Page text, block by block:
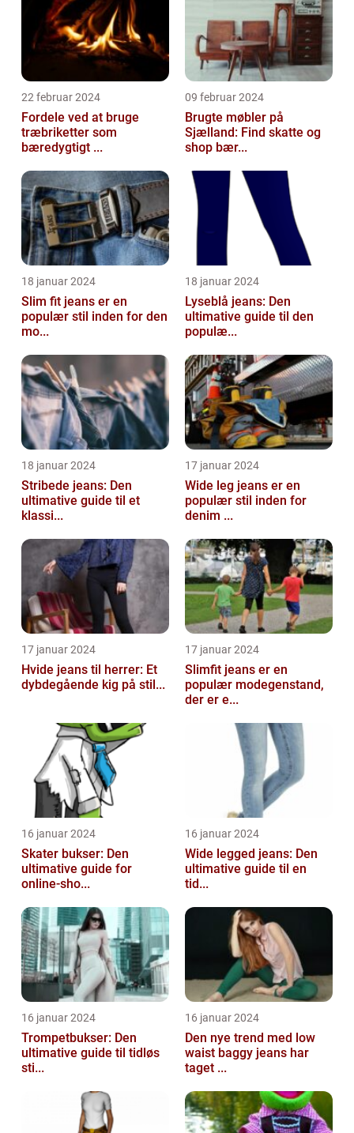
22 februar 2024
Fordele ved at bruge
træbriketter som
bæredygtigt ...
09 februar 2024
Brugte møbler på
Sjælland: Find skatte og
shop bær...
18 januar 2024
Slim fit jeans er en
populær stil inden for den
mo...
18 januar 2024
Lyseblå jeans: Den
ultimative guide til den
populæ...
18 januar 2024
Stribede jeans: Den
ultimative guide til et
klassi...
17 januar 2024
Wide leg jeans er en
populær stil inden for
denim ...
17 januar 2024
Hvide jeans til herrer: Et
dybdegående kig på stil...
17 januar 2024
Slimfit jeans er en
populær modegenstand,
der er e...
16 januar 2024
Skater bukser: Den
ultimative guide for
online-sho...
16 januar 2024
Wide legged jeans: Den
ultimative guide til en
tid...
16 januar 2024
Trompetbukser: Den
ultimative guide til tidløs
sti...
16 januar 2024
Den nye trend med low
waist baggy jeans har
taget ...